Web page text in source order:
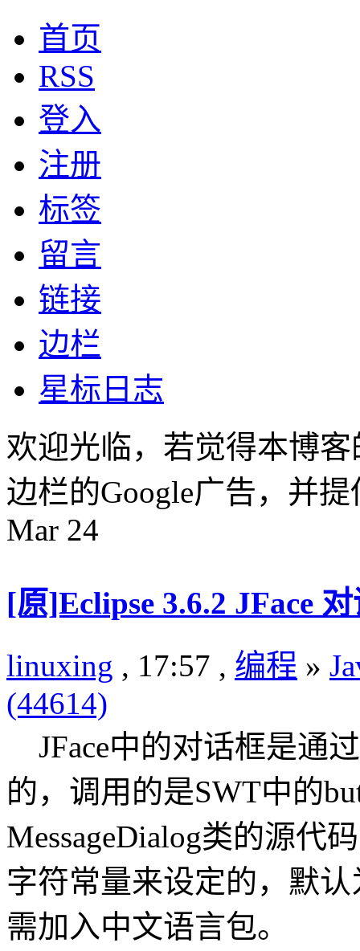
首页
RSS
登入
注册
标签
留言
链接
边栏
星标日志
欢迎光临，若觉得本博
边栏的Google广告，并
Mar 24
[原]Eclipse 3.6.2 JFace
linuxing , 17:57 , 编程 »
(44614)
JFace中的对话框是通
的，调用的是SWT中的
MessageDialog类的源代
字符常量来设定的，默
需加入中文语言包。